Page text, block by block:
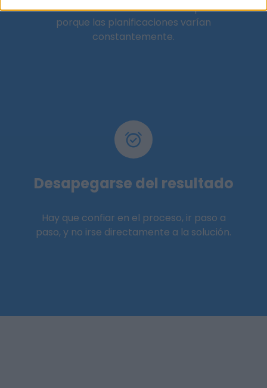
Necesitamos ser lo más flexibles posible
porque las planificaciones varían
constantemente.
Desapegarse del resultado
Hay que confiar en el proceso, ir paso a
paso, y no irse directamente a la solución.